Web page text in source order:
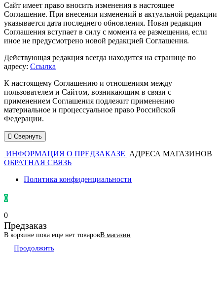
Сайт имеет право вносить изменения в настоящее
Соглашение. При внесении изменений в актуальной редакции
указывается дата последнего обновления. Новая редакция
Соглашения вступает в силу с момента ее размещения, если
иное не предусмотрено новой редакцией Соглашения.
Действующая редакция всегда находится на странице по
адресу: Ссылка
К настоящему Соглашению и отношениям между
пользователем и Сайтом, возникающим в связи с
применением Соглашения подлежит применению
материальное и процессуальное право Российской
Федерации.
Свернуть
ИНФОРМАЦИЯ О ПРЕДЗАКАЗЕ АДРЕСА МАГАЗИНОВ
ОБРАТНАЯ СВЯЗЬ
Политика конфиденциальности
0
0
Предзаказ
В корзине пока еще нет товаровВ магазин
Продолжить